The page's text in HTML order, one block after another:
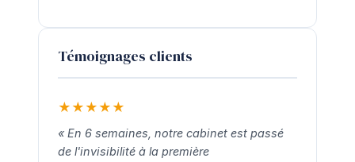
Témoignages clients
★ ★ ★ ★ ★
« En 6 semaines, notre cabinet est passé
de l'invisibilité à la première